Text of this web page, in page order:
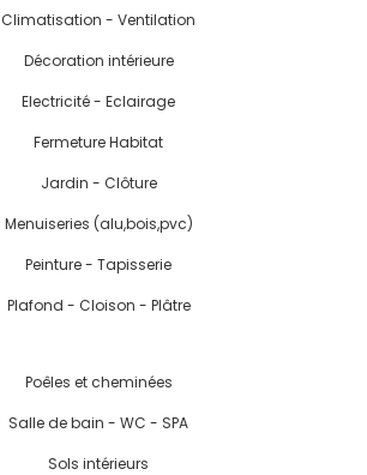
Climatisation - Ventilation
Décoration intérieure
Electricité - Eclairage
Fermeture Habitat
Jardin - Clôture
Menuiseries (alu,bois,pvc)
Peinture - Tapisserie
Plafond - Cloison - Plâtre
Poêles et cheminées
Salle de bain - WC - SPA
Sols intérieurs